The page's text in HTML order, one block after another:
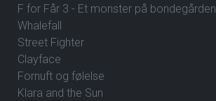
F for Får 3 - Et monster på bondegården
Whalefall
Street Fighter
Clayface
Fornuft og følelse
Klara and the Sun